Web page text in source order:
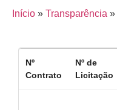
Início » Transparência »
Nº
Contrato
Nº de
Licitação